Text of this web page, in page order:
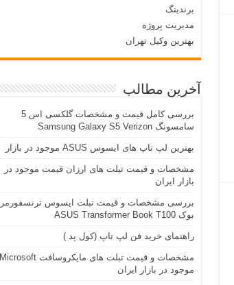
برندینگ
مدیریت پروژه
بهترین وکیل تهران
آخرین مطالب
بررسی کامل قیمت و مشخصات گلکسی اس 5
سامسونگ Samsung Galaxy S5 Verizon
بهترین لپ تاپ های ایسوس ASUS موجود در بازار
مشخصات و قیمت تبلت های ارزان قیمت موجود در
بازار ایران
بررسی مشخصات و قیمت تبلت ایسوس ترنسفورمر
بوک ASUS Transformer Book T100
راهنمای خرید فن لپ تاپ (کول پد )
مشخصات و قیمت تبلت های مایکروسافت Microsoft
موجود در بازار ایران